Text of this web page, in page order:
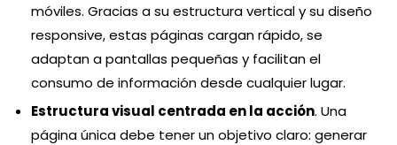
móviles. Gracias a su estructura vertical y su diseño
responsive, estas páginas cargan rápido, se
adaptan a pantallas pequeñas y facilitan el
consumo de información desde cualquier lugar.
Estructura visual centrada en la acción. Una
página única debe tener un objetivo claro: generar